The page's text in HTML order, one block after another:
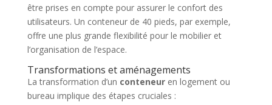
être prises en compte pour assurer le confort des
utilisateurs. Un conteneur de 40 pieds, par exemple,
offre une plus grande flexibilité pour le mobilier et
l’organisation de l’espace.
Transformations et aménagements
La transformation d’un conteneuren logement ou
bureau implique des étapes cruciales :